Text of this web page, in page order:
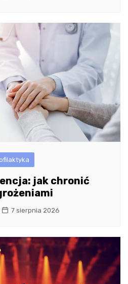
jak chronić
7 sierpnia 2026